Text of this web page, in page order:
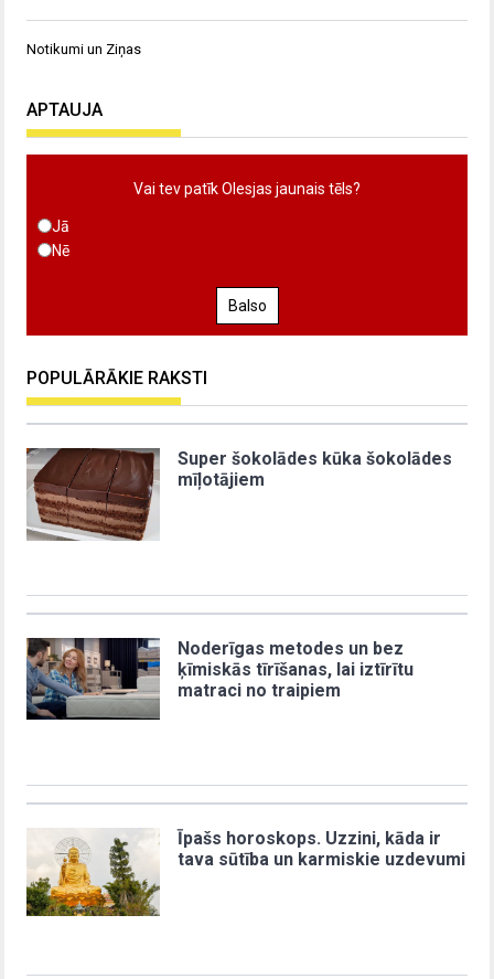
Notikumi un Ziņas
APTAUJA
Vai tev patīk Olesjas jaunais tēls?
Jā
Nē
Balso
POPULĀRĀKIE RAKSTI
Super šokolādes kūka šokolādes
mīļotājiem
Noderīgas metodes un bez
ķīmiskās tīrīšanas, lai iztīrītu
matraci no traipiem
Īpašs horoskops. Uzzini, kāda ir
tava sūtība un karmiskie uzdevumi